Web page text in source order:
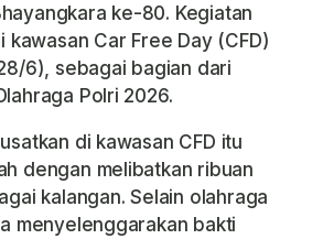
ke-80. Kegiatan
Car Free Day (CFD)
6), sebagai bagian dari
Polri 2026.
di kawasan CFD itu
dengan melibatkan ribuan
kalangan. Selain olahraga
menyelenggarakan bakti